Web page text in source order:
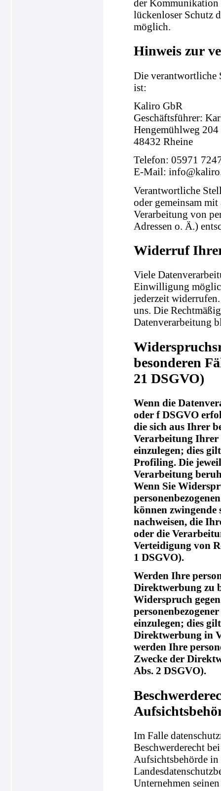
der Kommunikation
lückenloser Schutz
möglich.
Hinweis zur
Die verantwortliche
ist:
Kaliro GbR
Geschäftsführer:
Hengemühlweg 204
48432 Rheine
Telefon: 05971
E-Mail:
Verantwortliche
oder gemeinsam
Verarbeitung von
Adressen o. Ä.)
Widerruf
Viele
Einwilligung
jederzeit
uns. Die
Datenverarbeitung
besonderen
21 DSGVO)
Wenn die
oder f DSGVO
die sich aus Ihrer
Verarbeitung Ihrer
einzulegen; dies
Profiling. Die
Verarbeitung
Wenn Sie
können
nachweisen, die
oder die
Verteidigung von
1 DSGVO).
Werden Ihre
Direktwerbung zu
Widerspruch
einzulegen; dies
Direktwerbung in
werden Ihre
Zwecke der
Abs. 2 DSGVO).
Im Falle
Beschwerderecht
Aufsichtsbehörde in
Unternehmen